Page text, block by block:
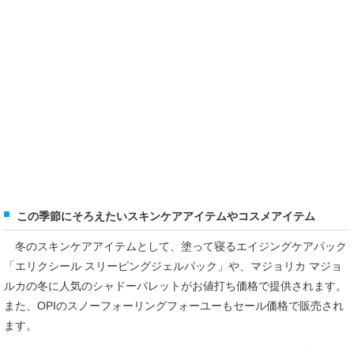
この季節にそろえたいスキンケアアイテムやコスメアイテム
冬のスキンケアアイテムとして、塗って寝るエイジングケアパック
「エリクシール スリーピングジェルパック」や、マジョリカ マジョ
ルカの冬に人気のシャドーパレットがお値打ち価格で提供されます。
また、OPIのスノーフォーリングフォーユーもセール価格で販売され
ます。